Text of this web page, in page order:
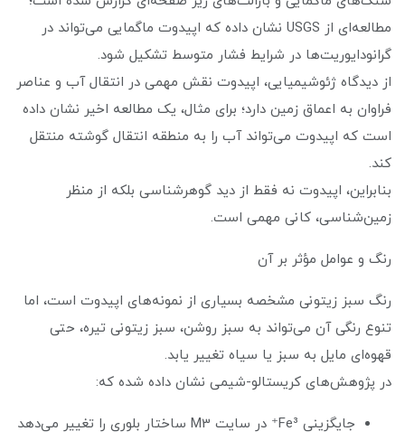
مطالعه‌ای از USGS نشان داده که اپیدوت ماگمایی می‌تواند در
گرانودایوریت‌ها در شرایط فشار متوسط تشکیل شود.
از دیدگاه ژئوشیمیایی، اپیدوت نقش مهمی در انتقال آب و عناصر
فراوان به اعماق زمین دارد؛ برای مثال، یک مطالعه اخیر نشان داده
است که اپیدوت می‌تواند آب را به منطقه انتقال گوشته منتقل
کند.
بنابراین، اپیدوت نه فقط از دید گوهرشناسی بلکه از منظر
زمین‌شناسی، کانی مهمی است.
رنگ و عوامل مؤثر بر آن
رنگ سبز زیتونی مشخصه بسیاری از نمونه‌های اپیدوت است، اما
تنوع رنگی آن می‌تواند به سبز روشن، سبز زیتونی تیره، حتی
قهوه‌ای مایل به سبز یا سیاه تغییر یابد.
در پژوهش‌های کریستالو-شیمی نشان داده شده که:
جایگزینی Fe³⁺ در سایت M3 ساختار بلوری را تغییر می‌دهد